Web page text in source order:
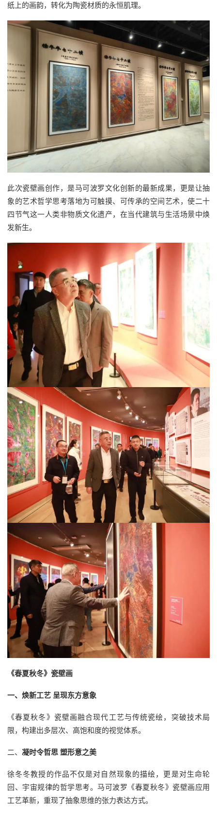
纸上的画韵，转化为陶瓷材质的永恒肌理。
此次瓷壁画创作，是马可波罗文化创新的最新成果，更是让抽
象的艺术哲学思考落地为可触摸、可传承的空间艺术，使二十
四节气这一人类非物质文化遗产，在当代建筑与生活场景中焕
发新生。
《春夏秋冬》瓷壁画
一、焕新工艺 呈现东方意象
《春夏秋冬》瓷壁画融合现代工艺与传统瓷绘，突破技术局
限，构建出多层次、高饱和度的视觉体系。
二、 凝时令哲思 塑形意之美
徐冬冬教授的作品不仅是对自然现象的描绘，更是对生命轮
回、宇宙规律的哲学思考。马可波罗《春夏秋冬》瓷壁画应用
工艺革新，重现了抽象思维的张力表达方式。